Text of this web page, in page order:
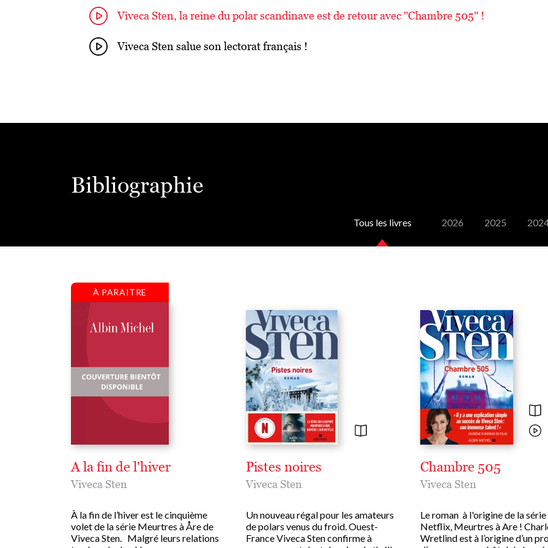
Viveca Sten, la reine du polar scandinave est de retour avec "Chambre 505" !
Viveca Sten salue son lectorat français !
Bibliographie
Tous les livres 2026 2025
À PARAITRE
A la fin de l'hiver
Viveca Sten
À la fin de l’hiver est le cinquième
volet de la série Meurtres à Åre de
Viveca Sten. Malgré leurs relations
Pistes noires
Viveca Sten
Un nouveau régal pour les amateurs
de polars venus du froid. Ouest-
France Viveca Sten confirme à
Chambre 505
Viveca Sten
Le roman à l'origine de la série
Netflix, Meurtres à Are !
Wretlind est à l’origine d’un